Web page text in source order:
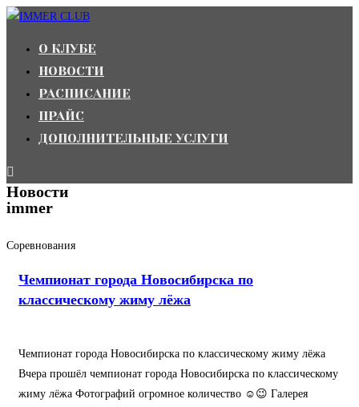
Перейти
содержимому
О КЛУБЕ
НОВОСТИ
РАСПИСАНИЕ
ПРАЙС
ДОПОЛНИТЕЛЬНЫЕ УСЛУГИ
Новости
immer
Соревнования
Чемпионат города Новосибирска по
классическому жиму лёжа
Чемпионат города Новосибирска по классическому жиму лёжа
Вчера прошёл чемпионат города Новосибирска по классическому
жиму лёжа Фотографий огромное количество ☺😉 Галерея